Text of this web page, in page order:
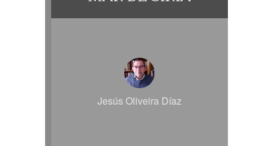
Jesús Oliveira Díaz